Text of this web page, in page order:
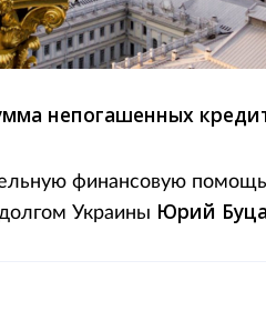
непогашенных
финансовую
Украины Юрий